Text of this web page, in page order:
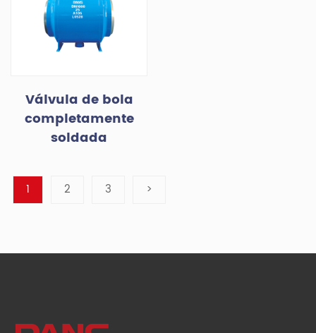
Válvula de bola
completamente
soldada
1 2 3 >